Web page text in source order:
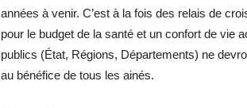
années à venir. C’est à la fois des relais de
pour le budget de la santé et un confort de vie
publics (État, Régions, Départements) ne
au bénéfice de tous les ainés.